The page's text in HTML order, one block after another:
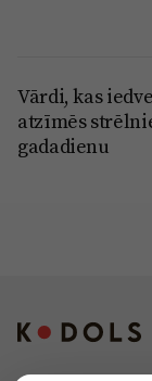
Vārdi, kas
atzīmēs
gadadienu